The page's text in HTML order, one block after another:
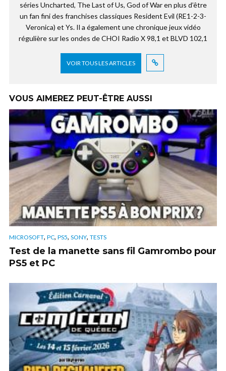
séries Uncharted, The Last of Us, God of War en plus d’être
un fan fini des franchises classiques Resident Evil (RE1-2-3-
Veronica) et Ys. Il a également une chronique jeux vidéo
régulière sur les ondes de CHOI Radio X 98,1 et BLVD 102,1
VOIR TOUS LES ARTICLES
VOUS AIMEREZ PEUT-ÊTRE AUSSI
MICROSOFT, PC, PS5, SONY, TESTS
Test de la manette sans fil Gamrombo pour
PS5 et PC